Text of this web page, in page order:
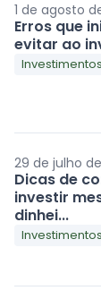
1 de agosto
Erros que
evitar ao
Investimentos
29 de julho
Dicas de
investir
dinhei...
Investimentos